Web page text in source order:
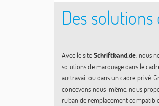
Des
Avec le siteSchriftband.de, nous
solutions de marquage dans le
au travail ou dans un cadre privé.
concevons nous-même, nous
ruban de remplacement